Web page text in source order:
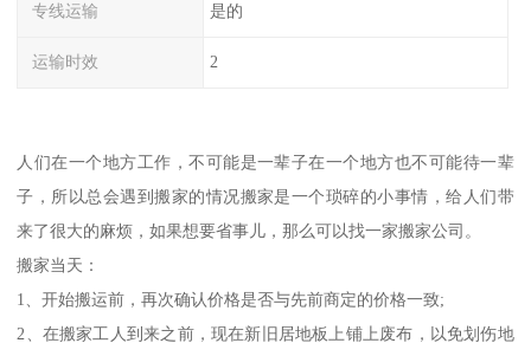
专线运输 是的
运输时效 2
人们在一个地方工作，不可能是一辈子在一个地方也不可能待一辈
子，所以总会遇到搬家的情况搬家是一个琐碎的小事情，给人们带
来了很大的麻烦，如果想要省事儿，那么可以找一家搬家公司。
搬家当天：
1、开始搬运前，再次确认价格是否与先前商定的价格一致;
2、在搬家工人到来之前，现在新旧居地板上铺上废布，以免划伤地